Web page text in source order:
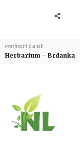
Prethodni članak
Herbarium – Brđanka